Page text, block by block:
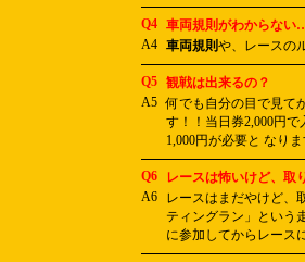
Q4
車両規則がわからない
A4
車両規則や、レースの
Q5
観戦は出来るの？
A5 何でも自分の目で見て
す！！当日券2,000円
1,000円が必要と なり
Q6
レースは怖いけど、取
A6
レースはまだやけど、
ティングラン」という
に参加してからレース